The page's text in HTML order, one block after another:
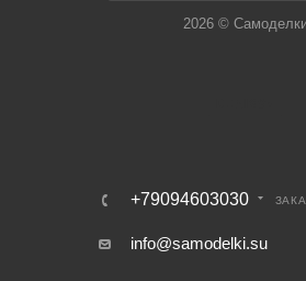
2026 ©
+79094603030
info@samodelki.su